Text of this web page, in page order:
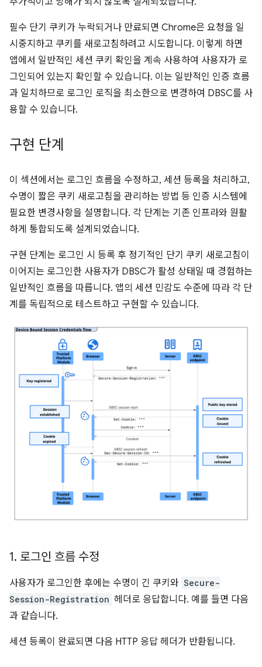
필수 단기 쿠키가 누락되거나 만료되면 Chrome은 요청을 일
시중지하고 쿠키를 새로고침하려고 시도합니다. 이렇게 하면
앱에서 일반적인 세션 쿠키 확인을 계속 사용하여 사용자가 로
그인되어 있는지 확인할 수 있습니다. 이는 일반적인 인증 흐름
과 일치하므로 로그인 로직을 최소한으로 변경하여 DBSC를 사
용할 수 있습니다.
구현 단계
이 섹션에서는 로그인 흐름을 수정하고, 세션 등록을 처리하고,
수명이 짧은 쿠키 새로고침을 관리하는 방법 등 인증 시스템에
필요한 변경사항을 설명합니다. 각 단계는 기존 인프라와 원활
하게 통합되도록 설계되었습니다.
구현 단계는 로그인 시 등록 후 정기적인 단기 쿠키 새로고침이
이어지는 로그인한 사용자가 DBSC가 활성 상태일 때 경험하는
일반적인 흐름을 따릅니다. 앱의 세션 민감도 수준에 따라 각 단
계를 독립적으로 테스트하고 구현할 수 있습니다.
1. 로그인 흐름 수정
사용자가 로그인한 후에는 수명이 긴 쿠키와 Secure-
Session-Registration 헤더로 응답합니다. 예를 들면 다음
과 같습니다.
세션 등록이 완료되면 다음 HTTP 응답 헤더가 반환됩니다.